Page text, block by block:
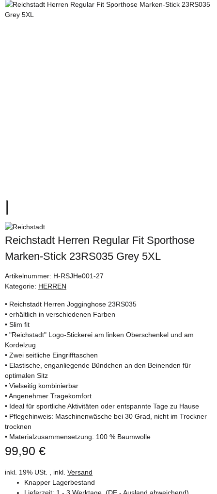
Reichstadt Herren Regular Fit Sporthose
Marken-Stick 23RS035 Grey 5XL
Artikelnummer: H-RSJHe001-27
Kategorie: HERREN
• Reichstadt Herren Jogginghose 23RS035
• erhältlich in verschiedenen Farben
• Slim fit
• "Reichstadt" Logo-Stickerei am linken Oberschenkel und am
Kordelzug
• Zwei seitliche Eingrifftaschen
• Elastische, enganliegende Bündchen an den Beinenden für
optimalen Sitz
• Vielseitig kombinierbar
• Angenehmer Tragekomfort
• Ideal für sportliche Aktivitäten oder entspannte Tage zu Hause
• Pflegehinweis: Maschinenwäsche bei 30 Grad, nicht im Trockner
trocknen
• Materialzusammensetzung: 100 % Baumwolle
99,90 €
inkl. 19% USt. , inkl. Versand
Knapper Lagerbestand